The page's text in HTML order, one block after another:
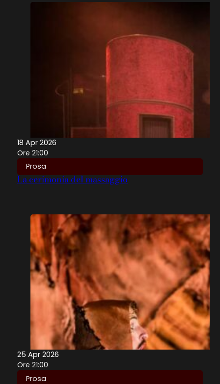
18 Apr 2026
Ore 21:00
Prosa
La cerimonia del massaggio
25 Apr 2026
Ore 21:00
Prosa